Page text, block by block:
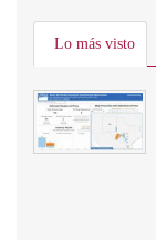
Lo más visto